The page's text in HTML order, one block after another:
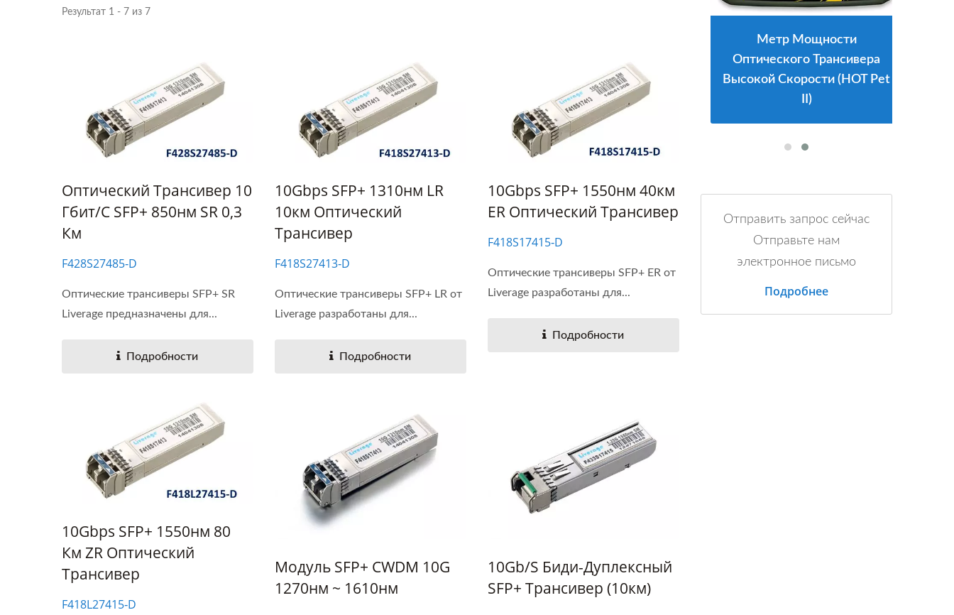
Результат 1 - 7 из 7
Оптический Трансивер 10
Гбит/с SFP+ 850нм SR 0,3
Км
F428S27485‐D
Оптические трансиверы SFP+ SR
Liverage предназначены для...
Подробности
10Gbps SFP+ 1310нм LR
10км Оптический
Трансивер
F418S27413‐D
Оптические трансиверы SFP+ LR от
Liverage разработаны для...
Подробности
10Gbps SFP+ 1550нм 40км
ER Оптический Трансивер
F418S17415‐D
Оптические трансиверы SFP+ ER от
Liverage разработаны для...
Подробности
10Gbps SFP+ 1550нм 80
Км ZR Оптический
Трансивер
F418L27415‐D
Модуль SFP+ CWDM 10G
1270нм ~ 1610нм
10Gb/s Биди-Дуплексный
SFP+ Трансивер (10км)
Высокой Скорости (HOT Pet
II)
Метр Мощности
Оптического Трансивера
Высокой Скорости (HOT Pet
Отправить запрос сейчас
Отправьте нам
электронное письмо
Подробнее